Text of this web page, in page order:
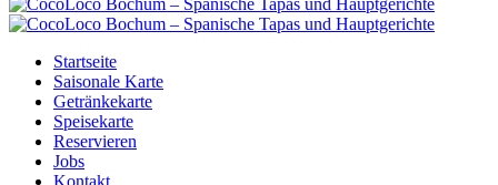
Startseite
Saisonale Karte
Getränkekarte
Speisekarte
Reservieren
Jobs
Kontakt